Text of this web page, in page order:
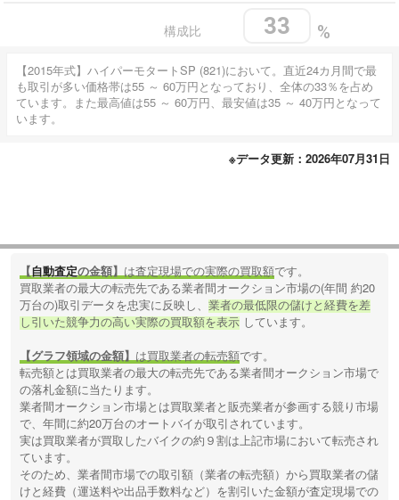
%
33
構成比
【2015年式】ハイパーモタートSP (821)において。直近24カ月間で最
も取引が多い価格帯は55 ～ 60万円となっており、全体の33％を占め
ています。また最高値は55 ～ 60万円、最安値は35 ～ 40万円となって
います。
※データ更新：2026年07月31日
【自動査定の金額】 は査定現場での実際の買取額です。
買取業者の最大の転売先である業者間オークション市場の(年間 約20
万台の)取引データを忠実に反映し、業者の最低限の儲けと経費を差
し引いた競争力の高い実際の買取額を表示 しています。
【グラフ領域の金額】 は買取業者の転売額です。
転売額とは買取業者の最大の転売先である業者間オークション市場で
の落札金額に当たります。
業者間オークション市場とは買取業者と販売業者が参画する競り市場
で、年間に約20万台のオートバイが取引されています。
実は買取業者が買取したバイクの約９割は上記市場において転売され
ています。
そのため、業者間市場での取引額（業者の転売額）から買取業者の儲
けと経費（運送料や出品手数料など）を割引いた金額が査定現場での